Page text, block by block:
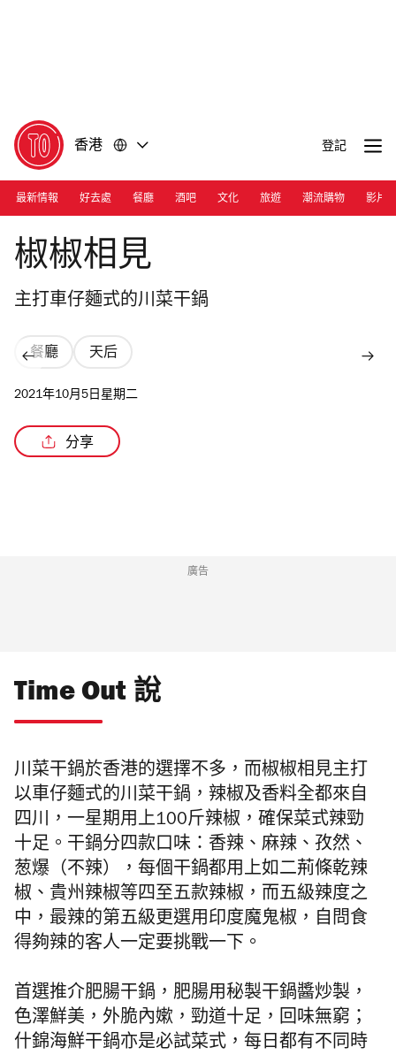
香港 登記
最新情報 好去處 餐廳 酒吧 文化 旅遊 潮流購物 影片
Photograph: Courtesy Double Chilli
椒椒相見
主打車仔麵式的川菜干鍋
餐廳 天后
2021年10月5日星期二
分享
廣告
Time Out 說
川菜干鍋於香港的選擇不多，而椒椒相見主打
以車仔麵式的川菜干鍋， 辣椒及香料全都來自
四川， 一星期用上100斤辣椒， 確保菜式辣勁
十足。干鍋分四款口味：香辣、麻辣、孜然、
葱爆（不辣），每個干鍋都用上如二荊條乾辣
椒、 貴州辣椒等四至五款辣椒，而五級辣度之
中， 最辣的第五級更選用印度魔鬼椒， 自問食
得夠辣的客人一定要挑戰一下。
首選推介肥腸干鍋，肥腸用秘製干鍋醬炒製，
色澤鮮美，外脆內嫰，勁道十足，回味無窮；
什錦海鮮干鍋亦是必試菜式，每日都有不同時